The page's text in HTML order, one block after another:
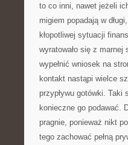
to co inni, nawet jeżeli
migiem popadają w
kłopotliwej sytuacji
wyratowało się z
wypełnić wniosek na
kontakt nastąpi wielce
przypływu gotówki.
konieczne go podawać.
pragnie, ponieważ nikt
tego zachować pełną